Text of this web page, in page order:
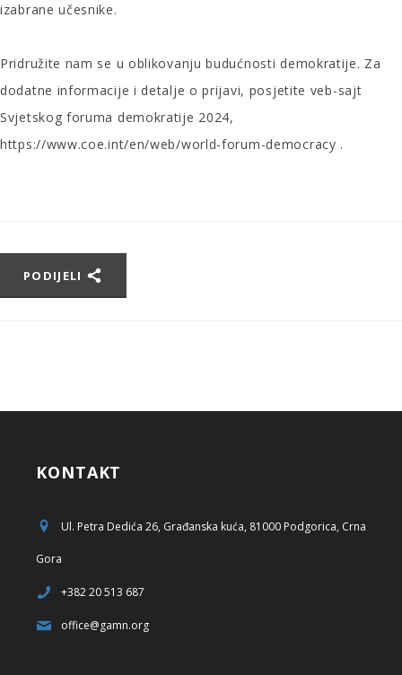
izabrane učesnike.
Pridružite nam se u oblikovanju budućnosti demokratije. Za
dodatne informacije i detalje o prijavi, posjetite veb-sajt
Svjetskog foruma demokratije 2024,
https://www.coe.int/en/web/world-forum-democracy .
PODIJELI
KONTAKT
Ul. Petra Dedića 26, Građanska kuća, 81000 Podgorica, Crna
Gora
+382 20 513 687
office@gamn.org